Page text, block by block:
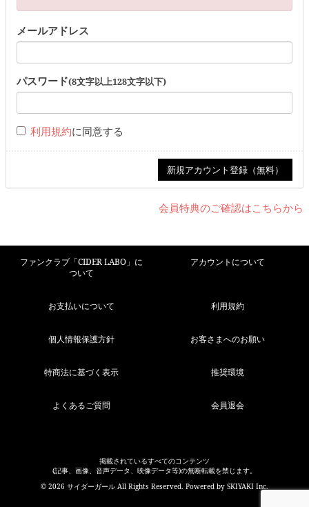
メールアドレス
パスワード(8文字以上128文字以下)
利用規約に同意する
会員特典のご確認はこちらから
ファンクラブ「CIDER LABO」に
ついて
アカウントについて
お支払いについて 利用規約
個人情報保護方針 お客さまへのお願い
特商法に基づく表示 推奨環境
よくあるご質問 会員退会
掲載されているすべてのコンテンツ
(記事、画像、音声データ、映像データ等)の無断転載を禁じます。
© 2026 サイダーガール All Rights Reserved. Powered by SKIYAKI Inc.